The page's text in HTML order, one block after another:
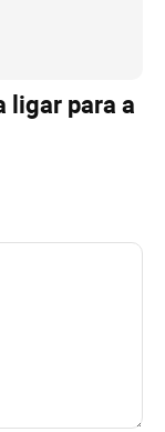
ligar para a